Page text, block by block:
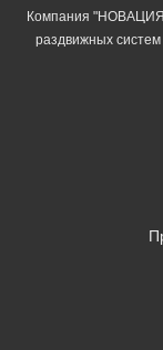
Компания
раздвижных